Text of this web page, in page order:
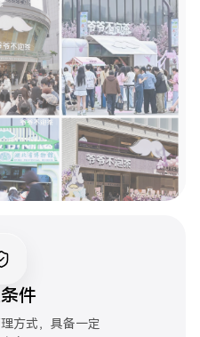
件
方式，具备一定